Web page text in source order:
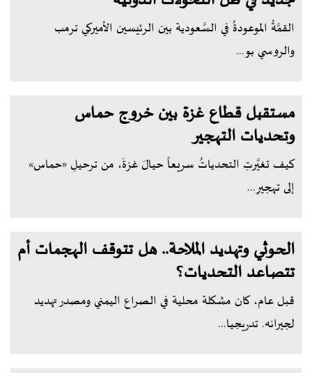
القمَّةُ الموعودةُ في السَّعودية بين الرئيسين الأميركي ترمب
والروسي بو...
مستقبل قطاع غزة بين خروج حماس
وتحديات التهجير
كيف تغيَّرتِ التحدياتُ سريعاً حيالَ غزةَ، من ترحيلِ «حماس»
إلى تهجيرِ...
الحوثي وتهديد الملاحة.. هل تتوقف الهجمات أم
تتصاعد التحديات؟
قبل عام، كان مشكلة محلية في الصراع اليمني ومصدر تهديد
لجيرانه. تدريجيا...